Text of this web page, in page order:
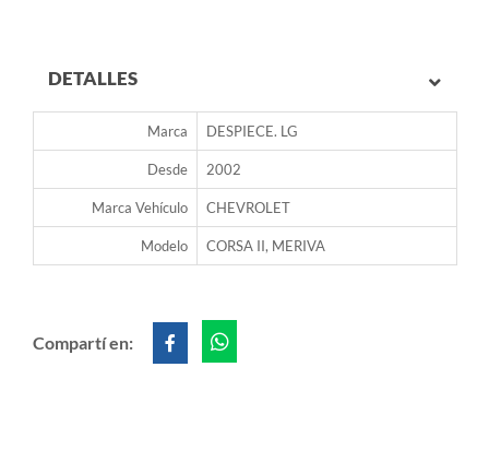
DETALLES
Marca DESPIECE. LG
Desde 2002
Marca Vehículo CHEVROLET
Modelo CORSA II, MERIVA
Compartí en: